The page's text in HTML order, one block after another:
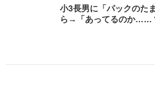
小3長男に「パックのた
ら→「あってるのか……